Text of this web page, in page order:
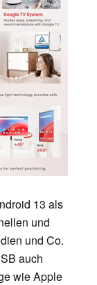
13 als
und
und Co.
auch
wie Apple